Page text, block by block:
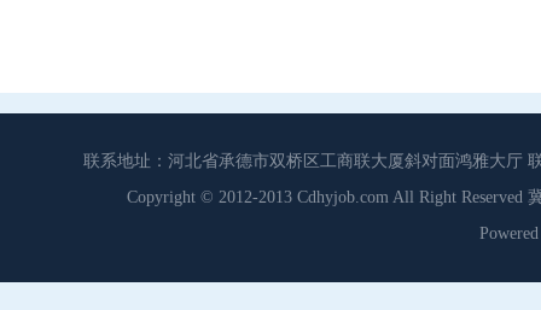
联系地址：河北省承德市双桥区工商联大厦斜对面鸿雅大厅
Copyright © 2012-2013 Cdhyjob.com All Right Reserved